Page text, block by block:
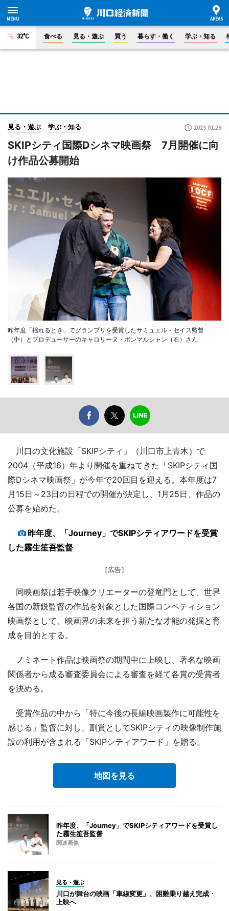
32°C 食べる 見る・遊ぶ 買う 暮らす・働く 学ぶ・知る
見る・遊ぶ 学ぶ・知る 2023.01.26
SKIPシティ国際Dシネマ映画祭 7月開催に向
け作品公募開始
昨年度「揺れるとき」でグランプリを受賞したサミュエル・セイス監督
（中）とプロデューサーのキャロリーヌ・ボンマルシャン（右）さん
川口の文化施設「SKIPシティ」（川口市上青木）で
2004（平成16）年より開催を重ねてきた「SKIPシティ国
際Dシネマ映画祭」が今年で20回目を迎える。本年度は7
月15日～23日の日程での開催が決定し、1月25日、作品の
公募を始めた。
昨年度、「Journey」でSKIPシティアワードを受賞
した霧生笙吾監督
［広告］
同映画祭は若手映像クリエーターの登竜門として、世界
各国の新鋭監督の作品を対象とした国際コンペティション
映画祭として、映画界の未来を担う新たな才能の発掘と育
成を目的とする。
ノミネート作品は映画祭の期間中に上映し、著名な映画
関係者から成る審査委員会による審査を経て各賞の受賞者
を決める。
受賞作品の中から「特に今後の長編映画製作に可能性を
感じる」監督に対し、副賞としてSKIPシティの映像制作施
設の利用が含まれる「SKIPシティアワード」を贈る。
地図を見る
昨年度、「Journey」でSKIPシティアワードを受賞し
た霧生笙吾監督
関連画像
見る・遊ぶ
川口が舞台の映画「車線変更」、困難乗り越え完成・
上映へ